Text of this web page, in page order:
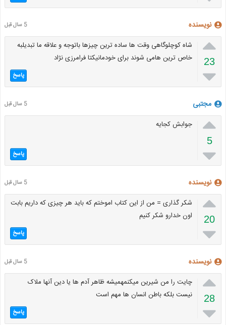
نویسنده 5 سال قبل

23

شاه کوچلوگاهی وقت ها ساده ترین چیزها باتوجه و علاقه ما تبدیلبه
خاص ترین هامی شوند برای خودمانیکتا فرامرزی نژاد
پاسخ
مجتبی 5 سال قبل

5

جوابش کجایه
پاسخ
نویسنده 5 سال قبل

20

شکر گذاری = من از این کتاب اموختم که باید هر چیزی که داریم بابت
اون خدارو شکر کنیم
پاسخ
نویسنده 5 سال قبل

28

چایت را من شیرین میکنمهمیشه ظاهر آدم ها یا دین آنها ملاک
نیست بلکه باطن انسان ها مهم است
پاسخ